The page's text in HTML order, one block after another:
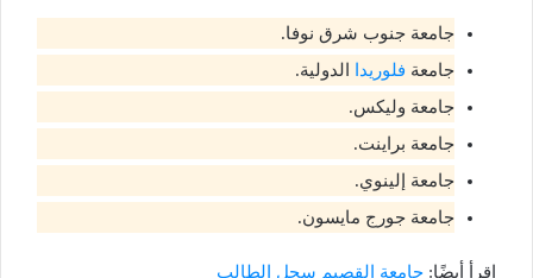
جامعة جنوب شرق نوفا.
جامعة فلوريدا
الدولية.
جامعة وليكس.
جامعة براينت.
جامعة إلينوي.
جامعة جورج مايسون.
اقرأ أيضًا: جامعة القصيم سجل الطالب